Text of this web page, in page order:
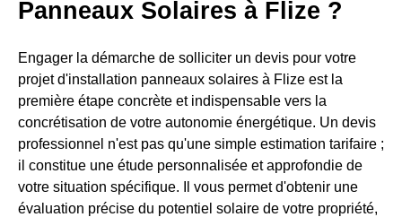
Panneaux Solaires à Flize ?
Engager la démarche de solliciter un devis pour votre
projet d'installation panneaux solaires à Flize est la
première étape concrète et indispensable vers la
concrétisation de votre autonomie énergétique. Un devis
professionnel n'est pas qu'une simple estimation tarifaire ;
il constitue une étude personnalisée et approfondie de
votre situation spécifique. Il vous permet d'obtenir une
évaluation précise du potentiel solaire de votre propriété,